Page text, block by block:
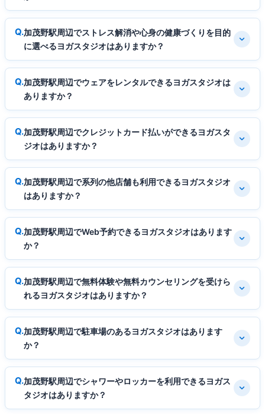
加茂野駅周辺でストレス解消や心身の健康づくりを目的
に選べるヨガスタジオはありますか？
加茂野駅周辺でウェアをレンタルできるヨガスタジオは
ありますか？
加茂野駅周辺でクレジットカード払いができるヨガスタ
ジオはありますか？
加茂野駅周辺で系列の他店舗も利用できるヨガスタジオ
はありますか？
加茂野駅周辺でWeb予約できるヨガスタジオはあります
か？
加茂野駅周辺で無料体験や無料カウンセリングを受けら
れるヨガスタジオはありますか？
加茂野駅周辺で駐車場のあるヨガスタジオはあります
か？
加茂野駅周辺でシャワーやロッカーを利用できるヨガス
タジオはありますか？